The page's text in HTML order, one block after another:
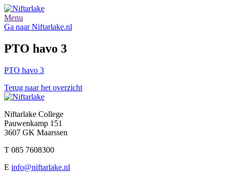
Menu
Ga naar Niftarlake.nl
PTO havo 3
PTO havo 3
Terug naar het overzicht
Niftarlake College
Pauwenkamp 151
3607 GK Maarssen
T 085 7608300
E info@niftarlake.nl